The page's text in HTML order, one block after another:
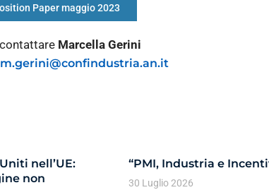
Paper maggio 2023
Marcella Gerini
m.gerini@confindustria.an.it
nell’UE:
non
“PMI, Industria e
30 Luglio 2026